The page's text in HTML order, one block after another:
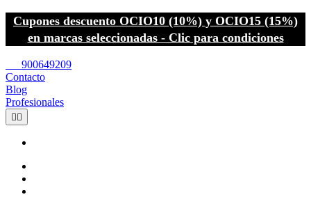
Cupones descuento OCIO10 (10%) y OCIO15 (15%)
en marcas seleccionadas - Clic para condiciones
900649209
Contacto
Blog
Profesionales
 